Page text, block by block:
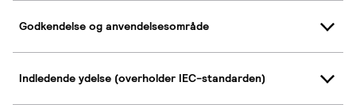
Godkendelse og anvendelsesområde
Indledende ydelse (overholder IEC-standarden)